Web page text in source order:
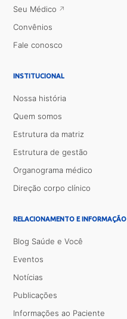
Seu Médico
Convênios
Fale conosco
INSTITUCIONAL
Nossa história
Quem somos
Estrutura da matriz
Estrutura de gestão
Organograma médico
Direção corpo clínico
RELACIONAMENTO E INFORMAÇÃO
Blog Saúde e Você
Eventos
Notícias
Publicações
Informações ao Paciente